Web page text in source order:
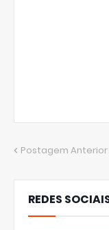
Postagem Anterior
REDES